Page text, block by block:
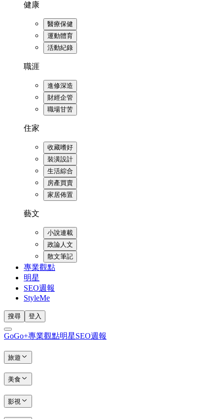
健康
醫療保健
運動體育
活動紀錄
職涯
進修深造
財經企管
職場甘苦
住家
收藏嗜好
裝潢設計
生活綜合
房產買賣
家居佈置
藝文
小說連載
政論人文
散文筆記
專業觀點
明星
SEO週報
StyleMe
搜尋 登入
GoGo+專業觀點明星SEO週報
旅遊
美食
影視